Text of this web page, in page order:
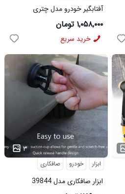
آفتابگیر خودرو مدل چتری
۱,۰۵۸,۰۰۰ تومان
خرید سریع
۳ ...
ابزار خودرو صافکاری
ابزار صافکاری مدل 39844